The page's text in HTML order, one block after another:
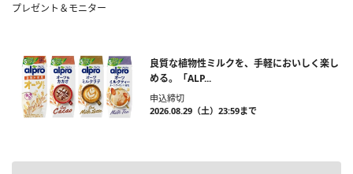
プレゼント＆モニター
良質な植物性ミルクを、手軽においしく楽し
める。「ALP...
申込締切
2026.08.29（土）23:59まで